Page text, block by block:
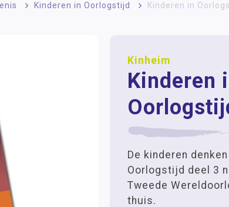
> Kinderen in Oorlogstijd > Kinderen in
Kinheim
Kinderen
De kinderen
Oorlogstijd deel 3
Tweede
thuis.